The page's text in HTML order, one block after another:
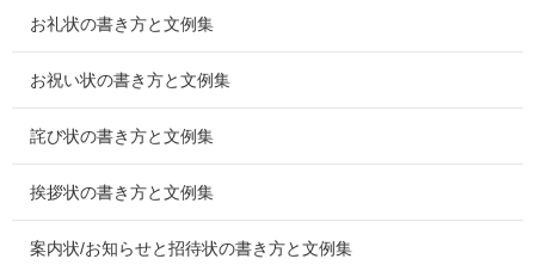
お礼状の書き方と文例集
お祝い状の書き方と文例集
詫び状の書き方と文例集
挨拶状の書き方と文例集
案内状/お知らせと招待状の書き方と文例集